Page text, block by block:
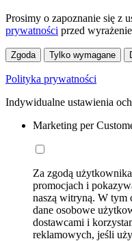
Prosimy o zapoznanie się z
prywatności przed
Zgoda Tylko wymagane
Polityka prywatności
Indywidualne ustawienia
Marketing per
Za zgodą
promocjach i
naszą witryną. W tym
dane osobowe
dostawcami i
reklamowych, jeśli